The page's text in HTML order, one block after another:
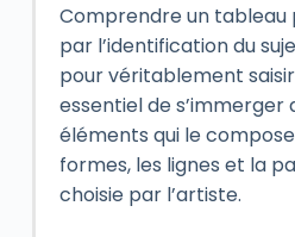
Comprendre un tableau
par l’identification du
pour véritablement
essentiel de s’immerger
éléments qui le
formes, les lignes et la
choisie par l’artiste.